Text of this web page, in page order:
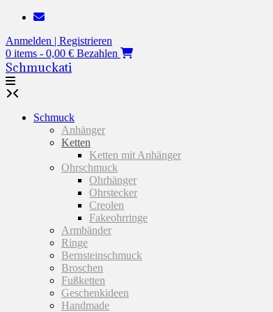
Zum
springen
Anmelden | Registrieren
0 items - 0,00 € Bezahlen
Schmuckati
Schmuck
Anhänger
Ketten
Ketten mit Anhänger
Ohrschmuck
Ohrhänger
Ohrstecker
Creolen
Fakeohrringe
Armbänder
Ringe
Bernsteinschmuck
Broschen
Fußketten
Geschenkideen
Handmade